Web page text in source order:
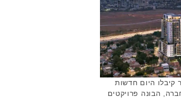
קיבלו היום חדשות
הבונה פרויקטים